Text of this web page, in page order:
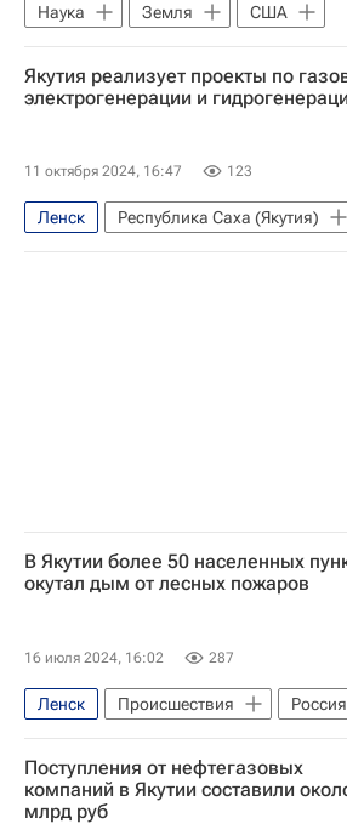
Наука Земля
США
Аризона
Наука
Якутия реализует проекты по
электрогенерации и
11 октября 2024, 16:47 123
Ленск
Республика Саха (Якутия)
ЖКХ
Санкт-Петербург
В Якутии более 50 населенных
окутал дым от лесных пожаров
16 июля 2024, 16:02 287
Ленск Происшествия
Россия
Природные пожары в России
Олекминский район
Поступления от нефтегазовых
компаний в Якутии составили
млрд руб